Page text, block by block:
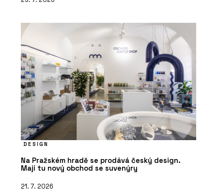
DESIGN
Na Pražském hradě se prodává český design.
Mají tu nový obchod se suvenýry
21. 7. 2026